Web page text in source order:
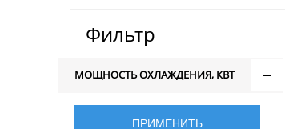
Фильтр
МОЩНОСТЬ ОХЛАЖДЕНИЯ, КВТ